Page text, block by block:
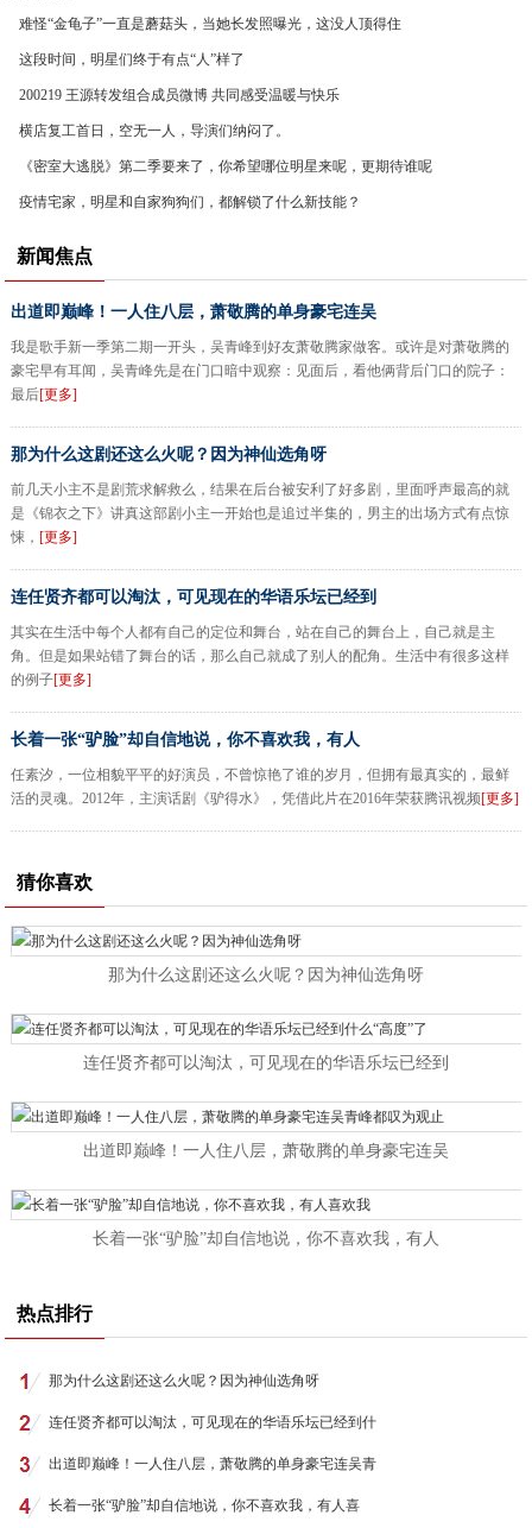
难怪“金龟子”一直是蘑菇头，当她长发照曝光，这没人顶得住
这段时间，明星们终于有点“人”样了
200219 王源转发组合成员微博 共同感受温暖与快乐
横店复工首日，空无一人，导演们纳闷了。
《密室大逃脱》第二季要来了，你希望哪位明星来呢，更期待谁呢
疫情宅家，明星和自家狗狗们，都解锁了什么新技能？
新闻焦点
出道即巅峰！一人住八层，萧敬腾的单身豪宅连吴
我是歌手新一季第二期一开头，吴青峰到好友萧敬腾家做客。或许是对萧敬腾的
豪宅早有耳闻，吴青峰先是在门口暗中观察：见面后，看他俩背后门口的院子：
最后[更多]
那为什么这剧还这么火呢？因为神仙选角呀
前几天小主不是剧荒求解救么，结果在后台被安利了好多剧，里面呼声最高的就
是《锦衣之下》讲真这部剧小主一开始也是追过半集的，男主的出场方式有点惊
悚， [更多]
连任贤齐都可以淘汰，可见现在的华语乐坛已经到
其实在生活中每个人都有自己的定位和舞台，站在自己的舞台上，自己就是主
角。但是如果站错了舞台的话，那么自己就成了别人的配角。生活中有很多这样
的例子[更多]
长着一张“驴脸”却自信地说，你不喜欢我，有人
任素汐，一位相貌平平的好演员，不曾惊艳了谁的岁月，但拥有最真实的，最鲜
活的灵魂。2012年，主演话剧《驴得水》，凭借此片在2016年荣获腾讯视频[更多]
猜你喜欢
那为什么这剧还这么火呢？因为神仙选角呀
连任贤齐都可以淘汰，可见现在的华语乐坛已经到
出道即巅峰！一人住八层，萧敬腾的单身豪宅连吴
长着一张“驴脸”却自信地说，你不喜欢我，有人
热点排行
那为什么这剧还这么火呢？因为神仙选角呀
连任贤齐都可以淘汰，可见现在的华语乐坛已经到什
出道即巅峰！一人住八层，萧敬腾的单身豪宅连吴青
长着一张“驴脸”却自信地说，你不喜欢我，有人喜